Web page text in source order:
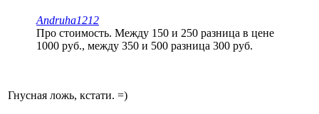
Andruha1212
Про стоимость. Между 150 и 250 разница в цене
1000 руб., между 350 и 500 разница 300 руб.
Гнусная ложь, кстати. =)